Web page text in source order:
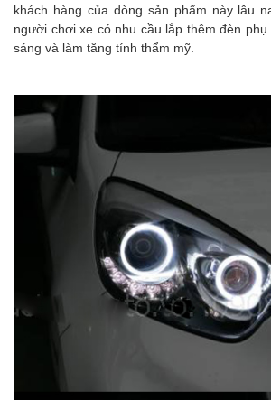
khách hàng của dòng sản phẩm này lâu
người chơi xe có nhu cầu lắp thêm đèn
sáng và làm tăng tính thẩm mỹ.